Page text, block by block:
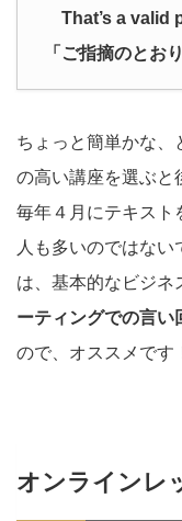
That’s a valid
「ご指摘のとお
ちょっと簡単かな、
の高い講座を選ぶと
毎年４月にテキスト
人も多いのではない
は、基本的なビジネ
ーティングでの言い
ので、オススメです
オンラインレ